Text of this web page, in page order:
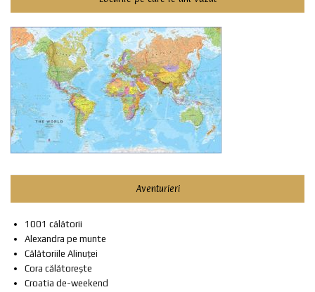
Aventurieri
1001 călătorii
Alexandra pe munte
Călătoriile Alinuței
Cora călătorește
Croatia de-weekend